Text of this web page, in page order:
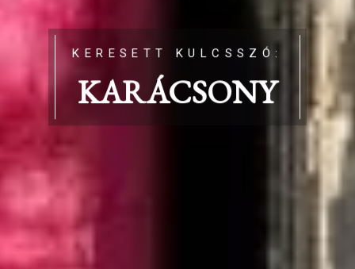
KERESETT KULCSSZÓ:
KARÁCSONY